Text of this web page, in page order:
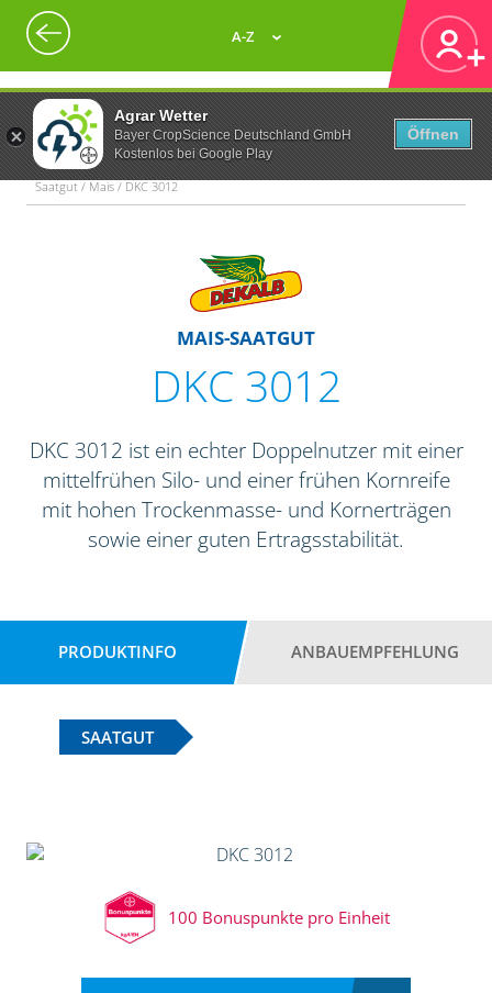
Agrar Wetter
Bayer CropScience Deutschland GmbH
Kostenlos bei Google Play
Öffnen
A-Z
Saatgut / Mais / DKC 3012
MAIS-SAATGUT
DKC 3012
DKC 3012 ist ein echter Doppelnutzer mit einer
mittelfrühen Silo- und einer frühen Kornreife
mit hohen Trockenmasse- und Kornerträgen
sowie einer guten Ertragsstabilität.
PRODUKTINFO ANBAUEMPFEHLUNG
SAATGUT
100 Bonuspunkte pro Einheit